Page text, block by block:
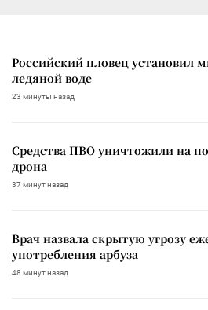
Российский пловец установил
ледяной воде
23 минуты назад
Средства ПВО уничтожили на
дрона
37 минут назад
Врач назвала скрытую угрозу
употребления арбуза
48 минут назад